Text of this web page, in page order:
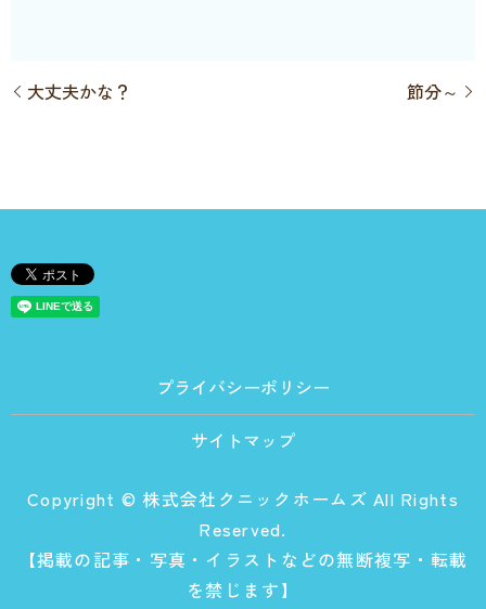
大丈夫かな？ 節分～
プライバシーポリシー
サイトマップ
Copyright © 株式会社クニックホームズ All Rights
Reserved.
【掲載の記事・写真・イラストなどの無断複写・転載
を禁じます】